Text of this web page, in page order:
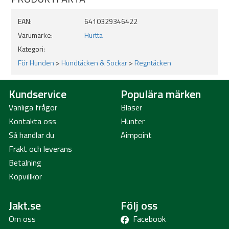
Justerbart Hurtta- bälte och spänne
EAN:
6410329346422
Varumärke:
Hurtta
Kategori:
För Hunden >Hundtäcken & Sockar>Regntäcken
Kundservice
Vanliga frågor
Kontakta oss
Så handlar du
Frakt och leverans
Betalning
Köpvillkor
Populära märken
Blaser
Hunter
Aimpoint
Jakt.se
Om oss
Följ oss
Facebook